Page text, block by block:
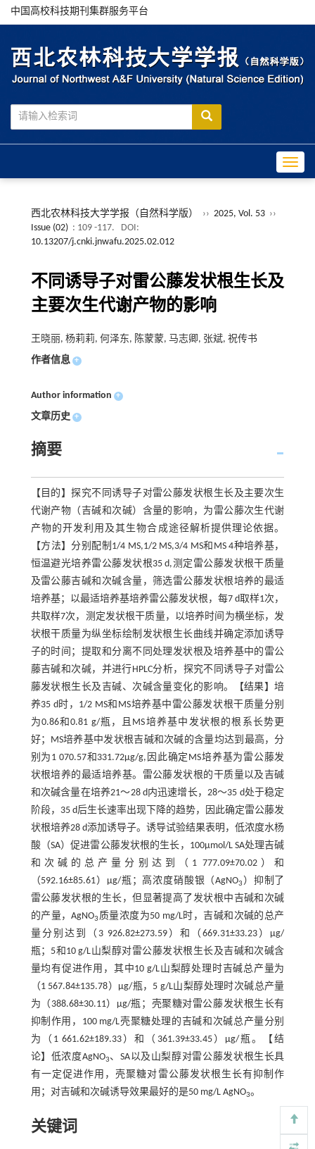
中国高校科技期刊集群服务平台
西北农林科技大学学报（自然科学版） ›› 2025, Vol. 53 ››
Issue (02) : 109 -117.
DOI:
10.13207/j.cnki.jnwafu.2025.02.012
不同诱导子对雷公藤发状根生长及
主要次生代谢产物的影响
王晓丽, 杨莉莉, 何泽东, 陈蒙蒙, 马志卿, 张斌, 祝传书
作者信息 +
Author information +
文章历史 +
摘要
【目的】探究不同诱导子对雷公藤发状根生长及主要次生
代谢产物（吉碱和次碱）含量的影响，为雷公藤次生代谢
产物的开发利用及其生物合成途径解析提供理论依据。
【方法】分别配制1/4 MS,1/2 MS,3/4 MS和MS 4种培养基，
恒温避光培养雷公藤发状根35 d,测定雷公藤发状根干质量
及雷公藤吉碱和次碱含量，筛选雷公藤发状根培养的最适
培养基；以最适培养基培养雷公藤发状根，每7 d取样1次，
共取样7次，测定发状根干质量，以培养时间为横坐标，发
状根干质量为纵坐标绘制发状根生长曲线并确定添加诱导
子的时间；提取和分离不同处理发状根及培养基中的雷公
藤吉碱和次碱，并进行HPLC分析，探究不同诱导子对雷公
藤发状根生长及吉碱、次碱含量变化的影响。【结果】培
养35 d时，1/2 MS和MS培养基中雷公藤发状根干质量分别
为0.86和0.81 g/瓶，且MS培养基中发状根的根系长势更
好；MS培养基中发状根吉碱和次碱的含量均达到最高，分
别为1 070.57和331.72μg/g,因此确定MS培养基为雷公藤发
状根培养的最适培养基。雷公藤发状根的干质量以及吉碱
和次碱含量在培养21～28 d内迅速增长，28～35 d处于稳定
阶段，35 d后生长速率出现下降的趋势，因此确定雷公藤发
状根培养28 d添加诱导子。诱导试验结果表明，低浓度水杨
酸（SA）促进雷公藤发状根的生长，100μmol/L SA处理吉碱
和次碱的总产量分别达到（1 777.09±70.02）和
（592.16±85.61）μg/瓶；高浓度硝酸银（AgNO3 ）抑制了
雷公藤发状根的生长，但显著提高了发状根中吉碱和次碱
的产量，AgNO3 质量浓度为50 mg/L时，吉碱和次碱的总产
量分别达到（3 926.82±273.59）和（669.31±33.23）μg/
瓶；5和10 g/L山梨醇对雷公藤发状根生长及吉碱和次碱含
量均有促进作用，其中10 g/L山梨醇处理时吉碱总产量为
（1 567.84±135.78）μg/瓶，5 g/L山梨醇处理时次碱总产量
为（388.68±30.11）μg/瓶；壳聚糖对雷公藤发状根生长有
抑制作用，100 mg/L壳聚糖处理的吉碱和次碱总产量分别
为（1 661.62±189.33）和（361.39±33.45）μg/瓶。【结
论】低浓度AgNO3、SA以及山梨醇对雷公藤发状根生长具
有一定促进作用，壳聚糖对雷公藤发状根生长有抑制作
用；对吉碱和次碱诱导效果最好的是50 mg/L AgNO3。
关键词